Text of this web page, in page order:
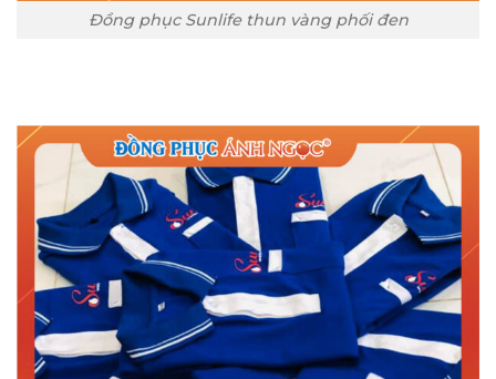
Đồng phục Sunlife thun vàng phối đen